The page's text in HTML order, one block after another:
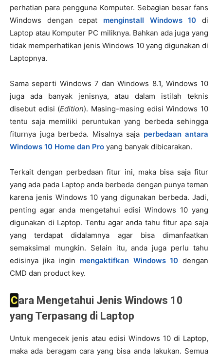
perhatian para pengguna Komputer. Sebagian besar fans
Windows dengan cepat menginstall Windows 10 di
Laptop atau Komputer PC miliknya. Bahkan ada juga yang
tidak memperhatikan jenis Windows 10 yang digunakan di
Laptopnya.
Sama seperti Windows 7 dan Windows 8.1, Windows 10
juga ada banyak jenisnya, atau dalam istilah teknis
disebut edisi (Edition). Masing-masing edisi Windows 10
tentu saja memiliki peruntukan yang berbeda sehingga
fiturnya juga berbeda. Misalnya saja perbedaan antara
Windows 10 Home dan Pro yang banyak dibicarakan.
Terkait dengan perbedaan fitur ini, maka bisa saja fitur
yang ada pada Laptop anda berbeda dengan punya teman
karena jenis Windows 10 yang digunakan berbeda. Jadi,
penting agar anda mengetahui edisi Windows 10 yang
digunakan di Laptop. Tentu agar anda tahu fitur apa saja
yang terdapat didalamnya agar bisa dimanfaatkan
semaksimal mungkin. Selain itu, anda juga perlu tahu
edisinya jika ingin mengaktifkan Windows 10 dengan
CMD dan product key.
Cara Mengetahui Jenis Windows 10
yang Terpasang di Laptop
Untuk mengecek jenis atau edisi Windows 10 di Laptop,
maka ada beragam cara yang bisa anda lakukan. Semua